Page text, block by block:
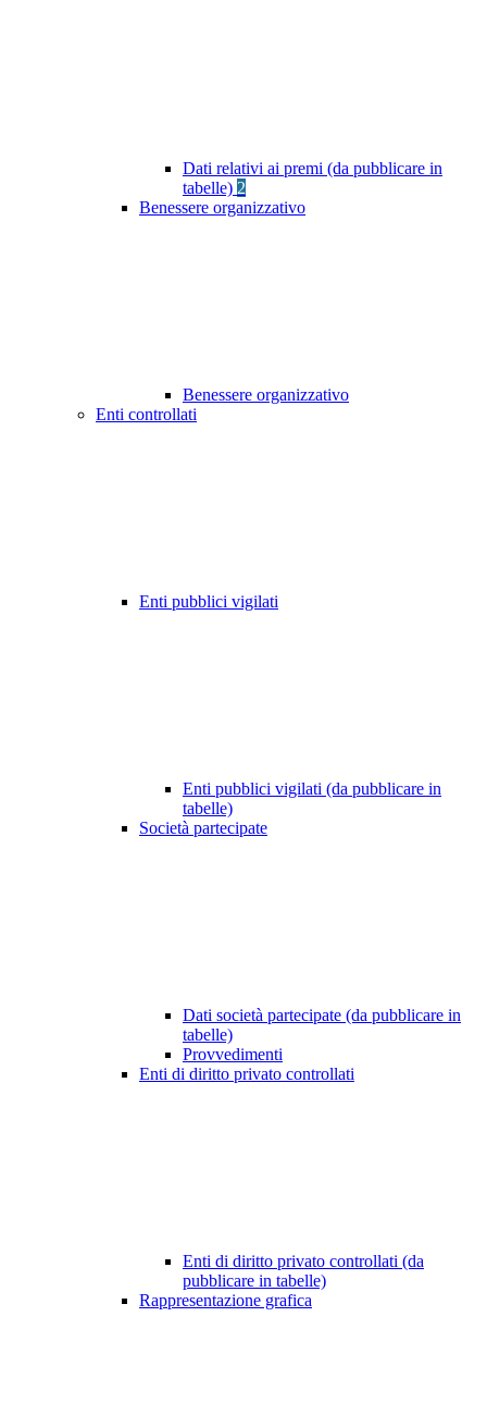
Dati relativi ai premi (da pubblicare in
tabelle) 2
Benessere organizzativo
Benessere organizzativo
Enti controllati
Enti pubblici vigilati
Enti pubblici vigilati (da pubblicare in
tabelle)
Società partecipate
Dati società partecipate (da pubblicare in
tabelle)
Provvedimenti
Enti di diritto privato controllati
Enti di diritto privato controllati (da
pubblicare in tabelle)
Rappresentazione grafica